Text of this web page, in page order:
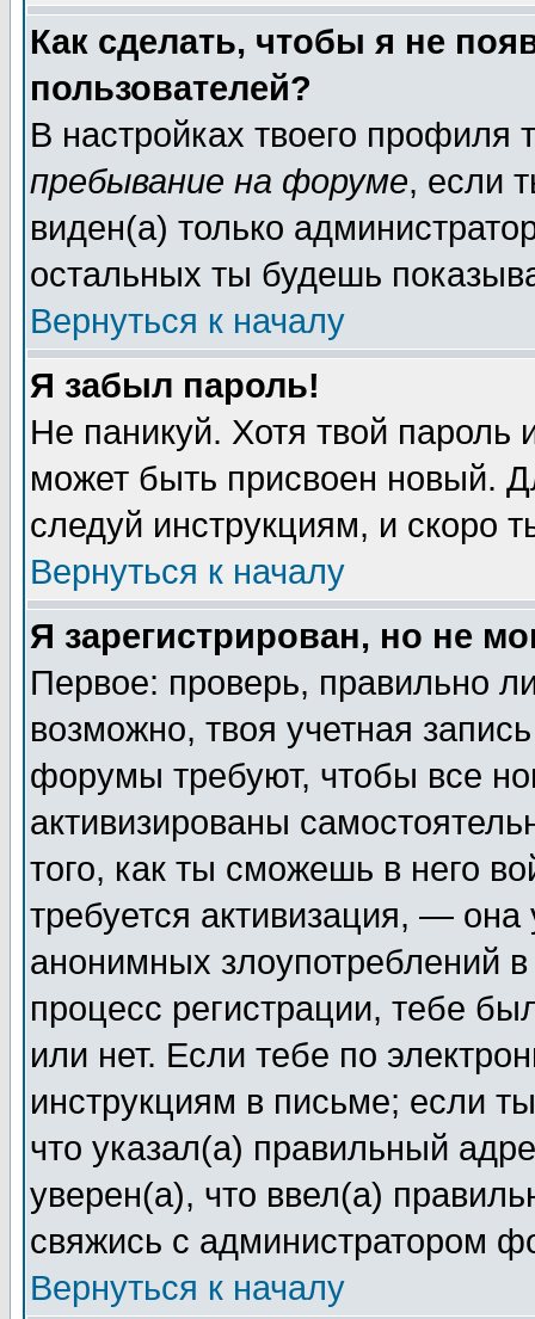
Как сделать, чтобы я не
пользователей?
В настройках твоего
пребывание на форуме, если
виден(а) только
остальных ты будешь
Вернуться к началу
Я забыл пароль!
Не паникуй. Хотя твой пароль
может быть присвоен новый.
следуй инструкциям, и скоро
Вернуться к началу
Я зарегистрирован, но не
Первое: проверь, правильно
возможно, твоя учетная
форумы требуют, чтобы все
активизированы
того, как ты сможешь в него
требуется активизация, —
анонимных злоупотреблений
процесс регистрации, тебе
или нет. Если тебе по
инструкциям в письме; если
что указал(а) правильный
уверен(а), что ввел(а)
свяжись с администратором
Вернуться к началу